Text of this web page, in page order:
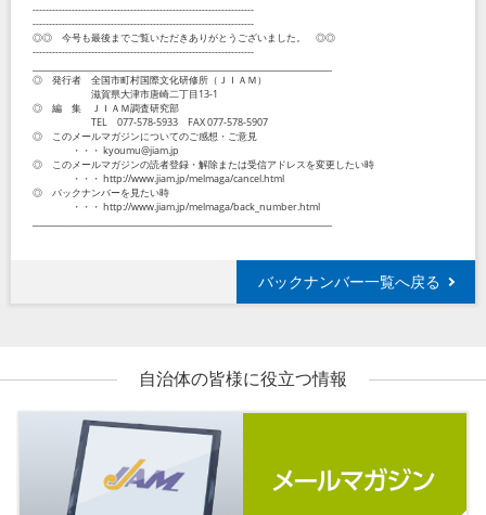
--------------------------------------------------------------------
--------------------------------------------------------------------
◎◎ 今号も最後までご覧いただきありがとうございました。 ◎◎
--------------------------------------------------------------------
◎ 発行者 全国市町村国際文化研修所（ＪＩＡＭ）
滋賀県大津市唐崎二丁目13-1
◎ 編 集 ＪＩＡＭ調査研究部
TEL 077-578-5933 FAX 077-578-5907
◎ このメールマガジンについてのご感想・ご意見
・・・ kyoumu@jiam.jp
◎ このメールマガジンの読者登録・解除または受信アドレスを変更したい時
・・・ http://www.jiam.jp/melmaga/cancel.html
◎ バックナンバーを見たい時
・・・ http://www.jiam.jp/melmaga/back_number.html
バックナンバー一覧へ戻る
自治体の皆様に役立つ情報